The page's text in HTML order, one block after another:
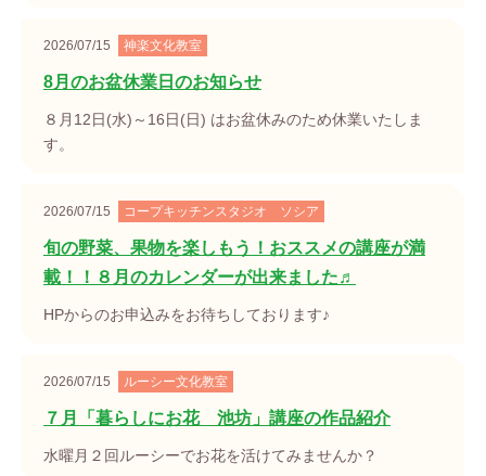
2026/07/15 神楽文化教室
8月のお盆休業日のお知らせ
８月12日(水)～16日(日) はお盆休みのため休業いたしま
す。
2026/07/15 コープキッチンスタジオ ソシア
旬の野菜、果物を楽しもう！おススメの講座が満
載！！８月のカレンダーが出来ました♬
HPからのお申込みをお待ちしております♪
2026/07/15 ルーシー文化教室
７月「暮らしにお花 池坊」講座の作品紹介
水曜月２回ルーシーでお花を活けてみませんか？